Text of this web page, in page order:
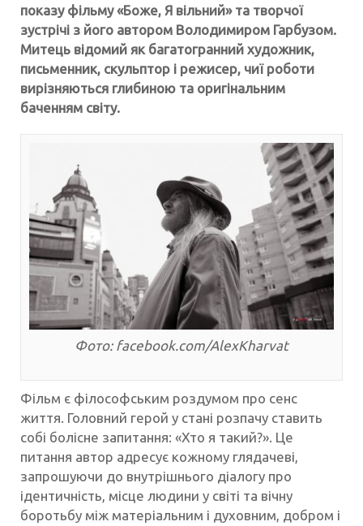
показу фільму «Боже, Я вільний» та творчої
зустрічі з його автором Володимиром Гарбузом.
Митець відомий як багатогранний художник,
письменник, скульптор і режисер, чиї роботи
вирізняються глибиною та оригінальним
баченням світу.
Фото: facebook.com/AlexKharvat
Фільм є філософським роздумом про сенс
життя. Головний герой у стані розпачу ставить
собі болісне запитання: «Хто я такий?». Це
питання автор адресує кожному глядачеві,
запрошуючи до внутрішнього діалогу про
ідентичність, місце людини у світі та вічну
боротьбу між матеріальним і духовним, добром і